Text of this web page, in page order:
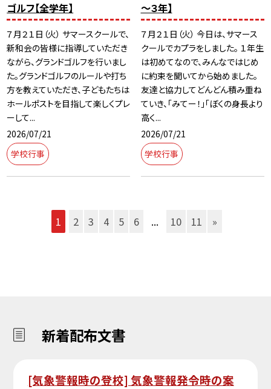
ゴルフ【全学年】
７月２１日（火） サマースクールで、
新和会の皆様に指導していただき
ながら、グランドゴルフを行いまし
た。グランドゴルフのルールや打ち
方を教えていただき、子どもたちは
ホールポストを目指して楽しくプレ
ーして...
2026/07/21
学校行事
～３年】
７月２１日（火） 今日は、サマース
クールでカプラをしました。 １年生
は初めてなので、みんなではじめ
に約束を聞いてから始めました。
友達と協力してどんどん積み重ね
ていき、「みてー！」「ぼくの身長より
高く...
2026/07/21
学校行事
1 2 3 4 5 6 ... 10 11 »
新着配布文書
[気象警報時の登校] 気象警報発令時の案